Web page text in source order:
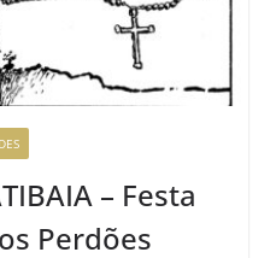
– Festa
Perdões